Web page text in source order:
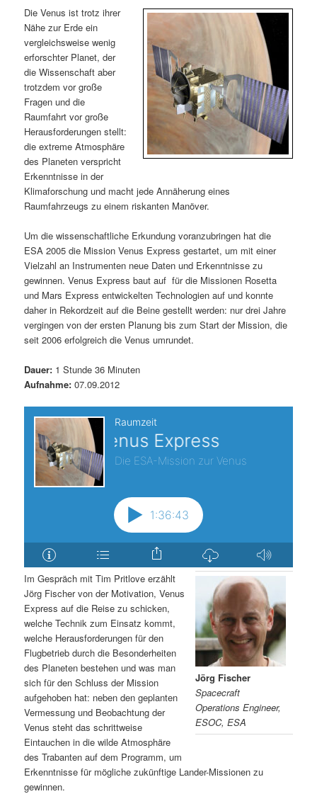
ä
r
e
n
I
n
h
a
t
s
p
i
n
g
n
d
ä
r
e
n
I
n
a
l
t
p
r
i
e
n
a
v
i
g
a
t
i
o
n
Die Venus ist trotz ihrer
Nähe zur Erde ein
vergleichsweise wenig
erforschter Planet, der
die Wissenschaft aber
trotzdem vor große
Fragen und die
Raumfahrt vor große
Herausforderungen stellt:
die extreme Atmosphäre
des Planeten verspricht
Erkenntnisse in der
Klimaforschung und macht jede Annäherung eines
Raumfahrzeugs zu einem riskanten Manöver.
Um die wissenschaftliche Erkundung voranzubringen hat die
ESA 2005 die Mission Venus Express gestartet, um mit einer
Vielzahl an Instrumenten neue Daten und Erkenntnisse zu
gewinnen. Venus Express baut auf für die Missionen Rosetta
und Mars Express entwickelten Technologien auf und konnte
daher in Rekordzeit auf die Beine gestellt werden: nur drei Jahre
vergingen von der ersten Planung bis zum Start der Mission, die
seit 2006 erfolgreich die Venus umrundet.
Dauer: 1 Stunde 36 Minuten
Aufnahme: 07.09.2012
Jörg Fischer
Spacecraft
Operations Engineer,
ESOC, ESA
Im Gespräch mit Tim Pritlove erzählt
Jörg Fischer von der Motivation, Venus
Express auf die Reise zu schicken,
welche Technik zum Einsatz kommt,
welche Herausforderungen für den
Flugbetrieb durch die Besonderheiten
des Planeten bestehen und was man
sich für den Schluss der Mission
aufgehoben hat: neben den geplanten
Vermessung und Beobachtung der
Venus steht das schrittweise
Eintauchen in die wilde Atmosphäre
des Trabanten auf dem Programm, um
Erkenntnisse für mögliche zukünftige Lander-Missionen zu
gewinnen.